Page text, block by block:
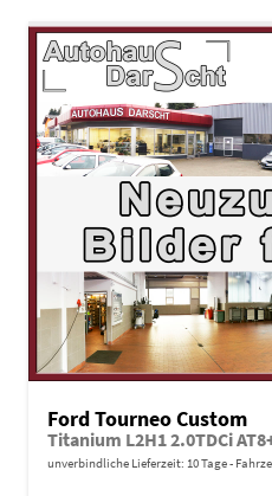
Ford Tourneo Custom
unverbindliche Lieferzeit: 10 Tage